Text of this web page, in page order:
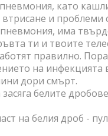
като
и проблеми
има
ти и твоите
правилно.
на инфекцията
дори смърт.
белите
на белия дроб -